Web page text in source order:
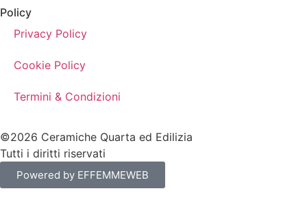
Policy
Privacy Policy
Cookie Policy
Termini & Condizioni
©2026 Ceramiche Quarta ed Edilizia
Tutti i diritti riservati
Powered by EFFEMMEWEB